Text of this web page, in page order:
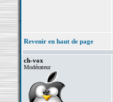
Revenir en haut de page
ch-vox
Modérateur